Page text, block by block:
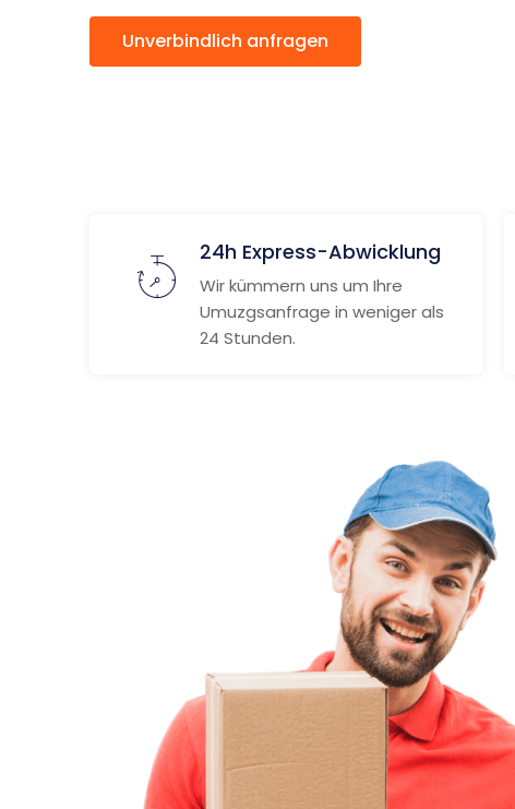
Unverbindlich anfragen
24h Express-Abwicklung
Wir kümmern uns um Ihre
Umuzgsanfrage in weniger als
24 Stunden.